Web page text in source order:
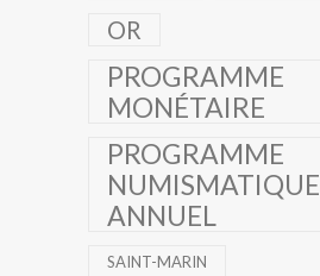
OR
PROGRAMME
MONÉTAIRE
PROGRAMME
NUMISMATIQUE
ANNUEL
SAINT-MARIN